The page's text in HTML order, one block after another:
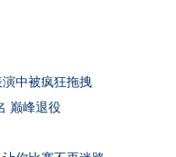
演中被疯狂拖拽
巅峰退役